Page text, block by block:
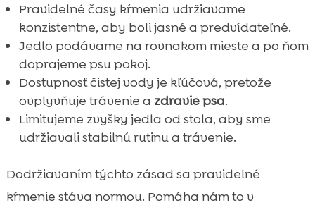
Pravidelné časy kŕmenia udržiavame
konzistentne, aby boli jasné a predvídateľné.
Jedlo podávame na rovnakom mieste a po ňom
doprajeme psu pokoj.
Dostupnosť čistej vody je kľúčová, pretože
ovplyvňuje trávenie a zdravie psa.
Limitujeme zvyšky jedla od stola, aby sme
udržiavali stabilnú rutinu a trávenie.
Dodržiavaním týchto zásad sa pravidelné
kŕmenie stáva normou. Pomáha nám to v